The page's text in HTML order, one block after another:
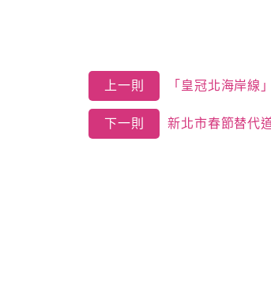
上一則 「皇冠北海岸線
下一則 新北市春節替代